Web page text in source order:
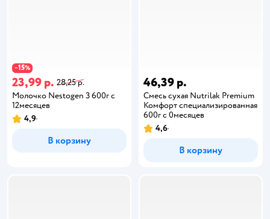
−15%
23,99 р. 28,25 р.
Молочко Nestogen 3 600г с
12месяцев
4,9
В корзину
46,39 р.
Cмесь сухая Nutrilak Premium
Комфорт специализированная
600г с 0месяцев
4,6
В корзину